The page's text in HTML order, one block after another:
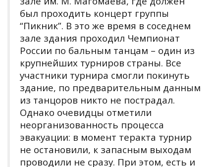
был проходить концерт группы
“Пикник”. В это же время в соседнем
зале здания проходил Чемпионат
России по бальным танцам – один из
крупнейших турниров страны. Все
участники турнира смогли покинуть
здание, по предварительным данным
из танцоров никто не пострадал.
Однако очевидцы отметили
неорганизованность процесса
эвакуации: в момент теракта турнир
не остановили, к запасным выходам
проводили не сразу. При этом, есть и